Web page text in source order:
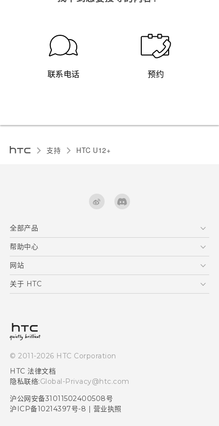
联系电话 预约
支持 HTC U12+‎
全部产品
区块链智能手机
VIVE
帮助中心
在线客服
支援与服务
产品保固说明
网站
HTC Dev
关于 HTC
投资人
加入HTC
© 2011-2026 HTC Corporation
HTC 法律文档
隐私联络:Global-Privacy@htc.com
沪公网安备31011502400508号
沪ICP备10214397号-8
营业执照